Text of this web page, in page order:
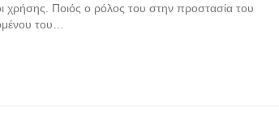
χρήσης. Ποιός ο ρόλος του στην προστασία του
του…